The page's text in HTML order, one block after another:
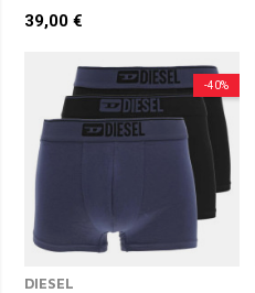
39,00 €
-40%
DIESEL